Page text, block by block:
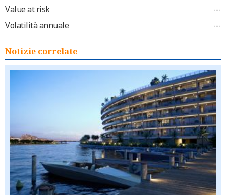
Value at risk ---
Volatilità annuale ---
Notizie correlate